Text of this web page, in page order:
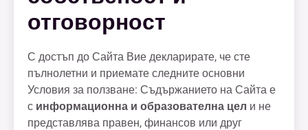
отговорност
С достъп до Сайта Вие декларирате, че сте
пълнолетни и приемате следните основни
Условия за ползване: Съдържанието на Сайта е
с информационна и образователна цел и не
представлява правен, финансов или друг